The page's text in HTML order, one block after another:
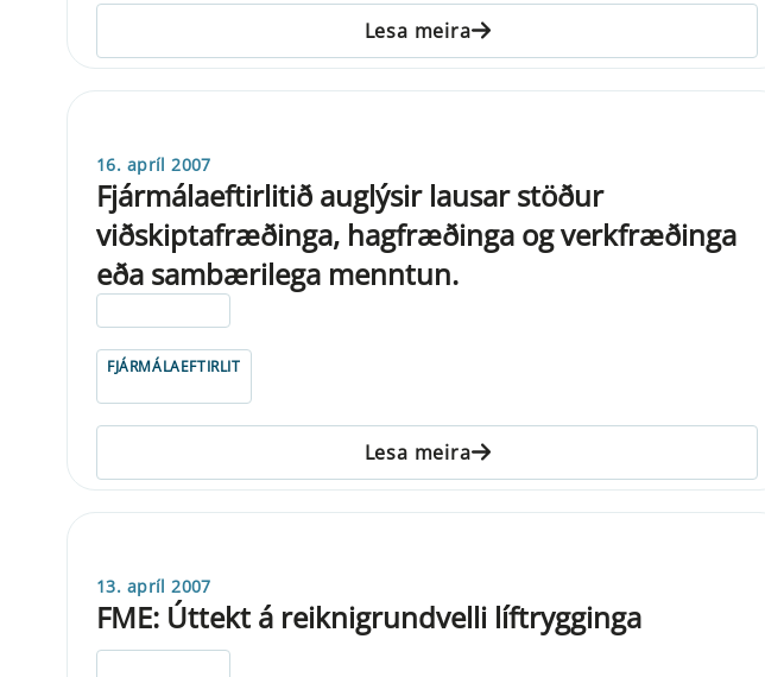
Lesa meira
16. apríl 2007
Fjármálaeftirlitið auglýsir lausar stöður
viðskiptafræðinga, hagfræðinga og verkfræðinga
eða sambærilega menntun.
FJÁRMÁLAEFTIRLIT
Lesa meira
13. apríl 2007
FME: Úttekt á reiknigrundvelli líftrygginga